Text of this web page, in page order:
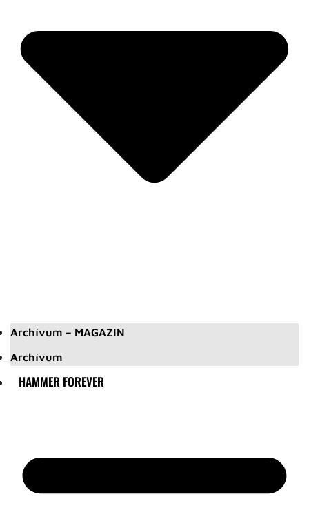
Archívum – MAGAZIN
Archívum
HAMMER FOREVER